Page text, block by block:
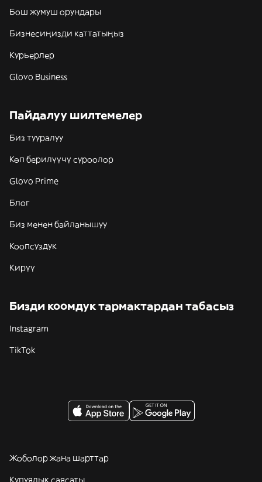
Бош жумуш орундары
Бизнесиңизди каттатыңыз
Курьерлер
Glovo Business
Пайдалуу шилтемелер
Биз тууралуу
Көп берилүүчү суроолор
Glovo Prime
Блог
Биз менен байланышуу
Коопсуздук
Кирүү
Бизди коомдук тармактардан табасыз
Instagram
TikTok
Жоболор жана шарттар
Купуялык саясаты